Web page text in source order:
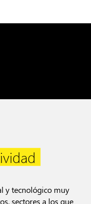
y tecnológico muy
sectores a los que